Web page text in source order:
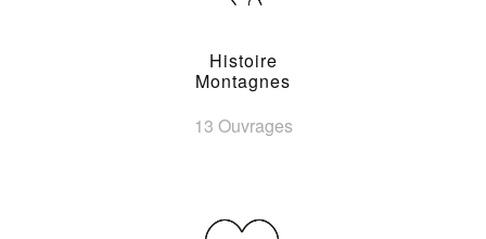
Histoire
Montagnes
13 Ouvrages